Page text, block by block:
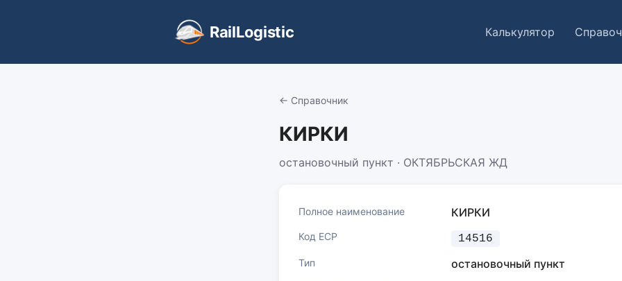
RailLogistic Калькулятор
← Справочник
КИРКИ
остановочный пункт · ОКТЯБРЬСКАЯ ЖД
Полное наименование КИРКИ
Код ЕСР 14516
Тип остановочный пункт